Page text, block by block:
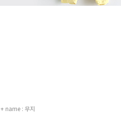
+ name : 무지